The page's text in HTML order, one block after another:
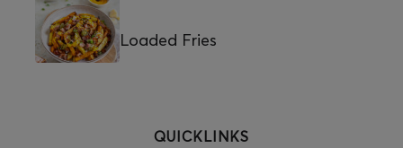
Loaded Fries
QUICKLINKS